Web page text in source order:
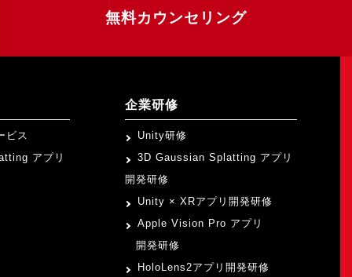
無料カウンセリング
ビス
アプリ
企業研修
Unity研修
3D Gaussian Splatting アプリ
開発研修
Unity × XRアプリ開発研修
Apple Vision Pro アプリ
開発研修
HoloLens2アプリ開発研修